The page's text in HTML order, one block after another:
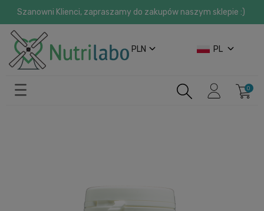
Szanowni Klienci, zapraszamy do zakupów naszym sklepie :)
PLN PL